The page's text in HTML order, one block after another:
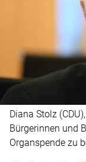
Diana Stolz
Bürgerinnen und
Organspende zu